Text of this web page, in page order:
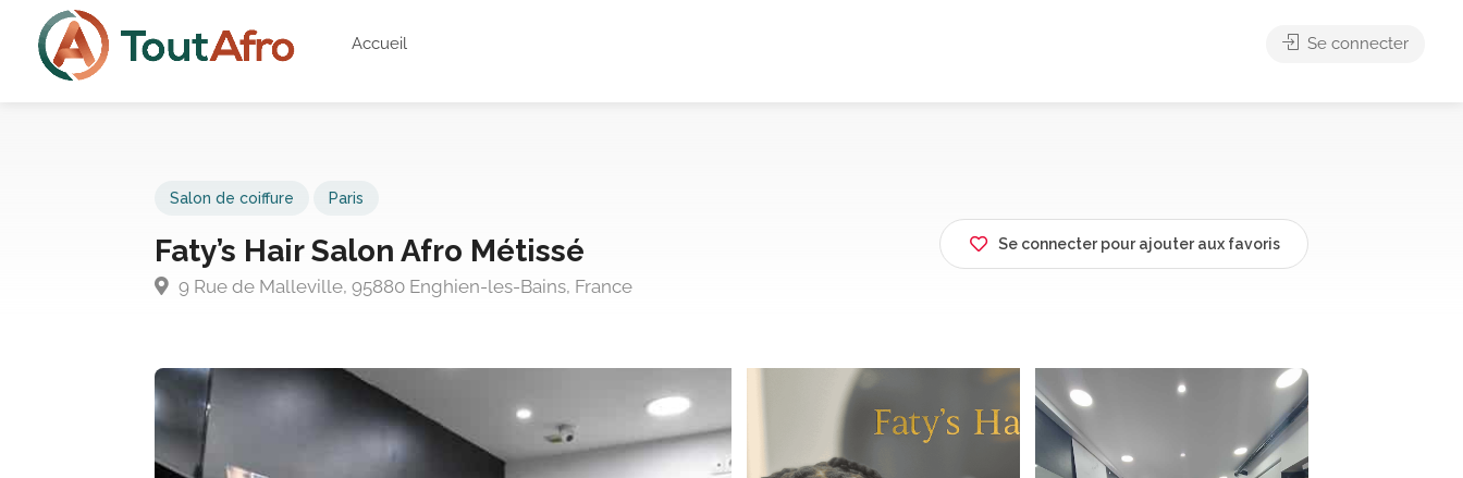
Accueil Se connecter
Salon de coiffure Paris
Faty’s Hair Salon Afro Métissé
9 Rue de Malleville, 95880 Enghien-les-Bains, France
Se connecter pour ajouter aux favoris